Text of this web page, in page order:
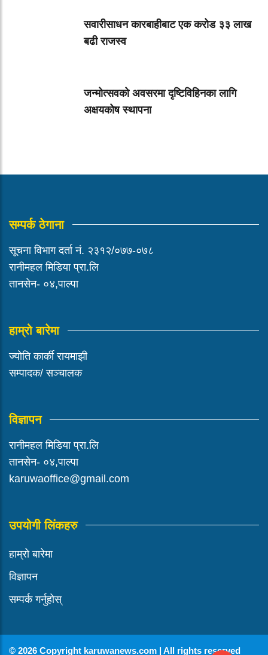
सवारीसाधन कारबाहीबाट एक करोड ३३ लाख
बढी राजस्व
जन्मोत्सवको अवसरमा दृष्टिविहिनका लागि
अक्षयकोष स्थापना
सम्पर्क ठेगाना
सूचना विभाग दर्ता नं. २३१२/०७७-०७८
रानीमहल मिडिया प्रा.लि
तानसेन- ०४,पाल्पा
हाम्रो बारेमा
ज्योति कार्की रायमाझी
सम्पादक/ सञ्चालक
विज्ञापन
रानीमहल मिडिया प्रा.लि
तानसेन- ०४,पाल्पा
karuwaoffice@gmail.com
उपयोगी लिंकहरु
हाम्रो बारेमा
विज्ञापन
सम्पर्क गर्नुहोस्
© 2026 Copyright karuwanews.com | All rights reserved